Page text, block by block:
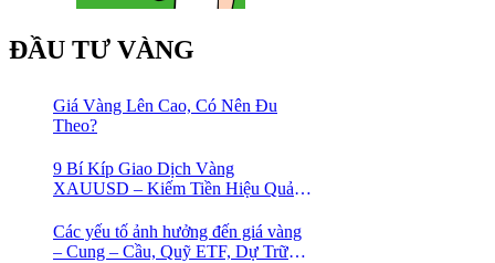
ĐẦU TƯ VÀNG
Giá Vàng Lên Cao, Có Nên Đu
Theo?
9 Bí Kíp Giao Dịch Vàng
XAUUSD – Kiếm Tiền Hiệu Quả
Các yếu tố ảnh hưởng đến giá vàng
– Cung – Cầu, Quỹ ETF, Dự Trữ